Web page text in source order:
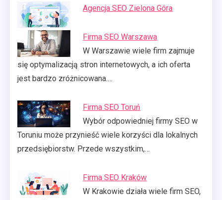
Agencja SEO Zielona Góra
Firma SEO Warszawa
W Warszawie wiele firm zajmuje
się optymalizacją stron internetowych, a ich oferta
jest bardzo zróżnicowana.…
Firma SEO Toruń
Wybór odpowiedniej firmy SEO w
Toruniu może przynieść wiele korzyści dla lokalnych
przedsiębiorstw. Przede wszystkim,…
Firma SEO Kraków
W Krakowie działa wiele firm SEO,